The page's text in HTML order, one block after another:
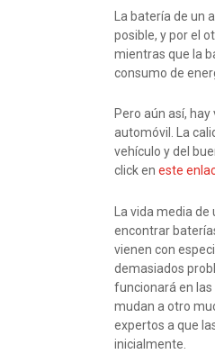
La batería de
posible, y por el
mientras que la
consumo de
Pero aún así,
automóvil. La
vehículo y del
click en este
La vida media
encontrar
vienen con
demasiados
funcionará en las
mudan a otro
expertos a que
inicialmente.